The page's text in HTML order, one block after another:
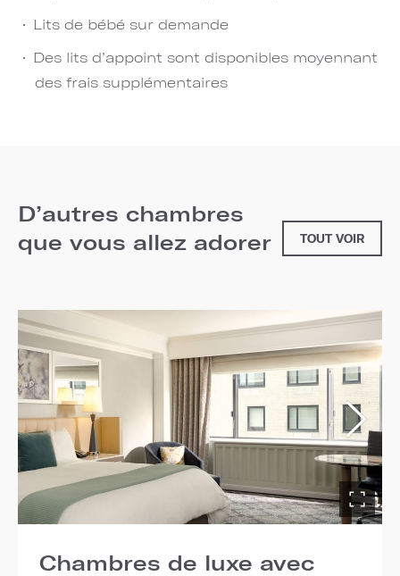
Lits de bébé sur demande
Des lits d’appoint sont disponibles moyennant
des frais supplémentaires
D’autres chambres
que vous allez adorer
TOUT VOIR
Chambres de luxe avec